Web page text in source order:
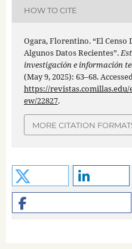
HOW TO CITE
Ogara, Florentino. “El Censo
Algunos Datos Recientes”.
investigación e información
(May 9, 2025): 63–68.
https://
ew/22827.
MORE CITATION